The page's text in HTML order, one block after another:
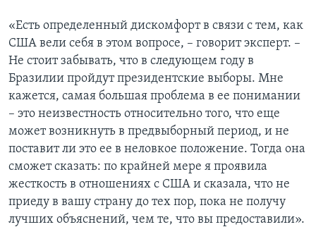
«Есть определенный дискомфорт в связи с тем, как
США вели себя в этом вопросе, – говорит эксперт. –
Не стоит забывать, что в следующем году в
Бразилии пройдут президентские выборы. Мне
кажется, самая большая проблема в ее понимании
– это неизвестность относительно того, что еще
может возникнуть в предвыборный период, и не
поставит ли это ее в неловкое положение. Тогда она
сможет сказать: по крайней мере я проявила
жесткость в отношениях с США и сказала, что не
приеду в вашу страну до тех пор, пока не получу
лучших объяснений, чем те, что вы предоставили».